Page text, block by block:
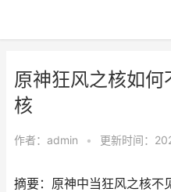
原神狂风之核如何
核
作者： admin • 更新时间：
摘要：原神中当狂风之核不